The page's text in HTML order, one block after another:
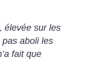
élevée sur les
pas aboli les
fait que